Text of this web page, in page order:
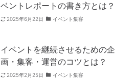
ベントレポートの書き方とは？
2025年6月22日 イベント集客
イベントを継続させるための企
画・集客・運営のコツとは？
2025年2月25日 イベント集客